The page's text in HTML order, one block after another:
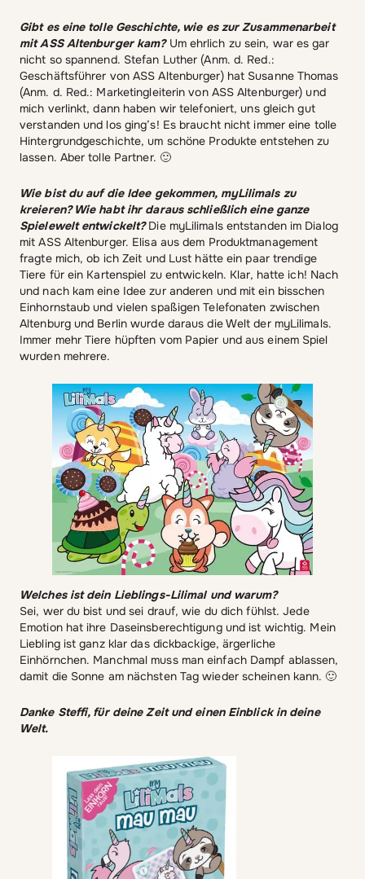
Gibt es eine tolle Geschichte, wie es zur Zusammenarbeit
mit ASS Altenburger kam? Um ehrlich zu sein, war es gar
nicht so spannend. Stefan Luther (Anm. d. Red.:
Geschäftsführer von ASS Altenburger) hat Susanne Thomas
(Anm. d. Red.: Marketingleiterin von ASS Altenburger) und
mich verlinkt, dann haben wir telefoniert, uns gleich gut
verstanden und los ging’s! Es braucht nicht immer eine tolle
Hintergrundgeschichte, um schöne Produkte entstehen zu
lassen. Aber tolle Partner. 🙂
Wie bist du auf die Idee gekommen, myLilimals zu
kreieren? Wie habt ihr daraus schließlich eine ganze
Spielewelt entwickelt?Die myLilimals entstanden im Dialog
mit ASS Altenburger. Elisa aus dem Produktmanagement
fragte mich, ob ich Zeit und Lust hätte ein paar trendige
Tiere für ein Kartenspiel zu entwickeln. Klar, hatte ich! Nach
und nach kam eine Idee zur anderen und mit ein bisschen
Einhornstaub und vielen spaßigen Telefonaten zwischen
Altenburg und Berlin wurde daraus die Welt der myLilimals.
Immer mehr Tiere hüpften vom Papier und aus einem Spiel
wurden mehrere.
Welches ist dein Lieblings-Lilimal und warum?
Sei, wer du bist und sei drauf, wie du dich fühlst. Jede
Emotion hat ihre Daseinsberechtigung und ist wichtig. Mein
Liebling ist ganz klar das dickbackige, ärgerliche
Einhörnchen. Manchmal muss man einfach Dampf ablassen,
damit die Sonne am nächsten Tag wieder scheinen kann. 🙂
Danke Steffi, für deine Zeit und einen Einblick in deine
Welt.